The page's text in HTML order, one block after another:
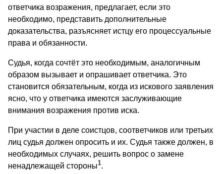
ответчика возражения, предлагает, если это
необходимо, представить дополнительные
доказательства, разъясняет истцу его процессуальные
права и обязанности.
Судья, когда сочтёт это необходимым, аналогичным
образом вызывает и опрашивает ответчика. Это
становится обязательным, когда из искового заявления
ясно, что у ответчика имеются заслуживающие
внимания возражения против иска.
При участии в деле соистцов, соответчиков или третьих
лиц судья должен опросить и их. Судья также должен, в
необходимых случаях, решить вопрос о замене
ненадлежащей стороны1.